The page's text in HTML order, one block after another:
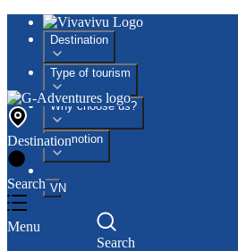
Destination
Type of tourism
Why choose us?
Promotion
VN
Search
Destination
Search
Menu